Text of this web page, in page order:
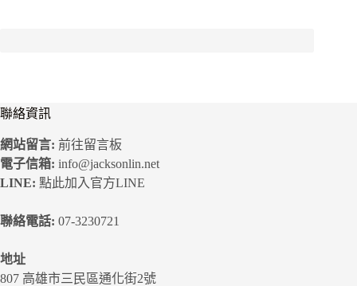
聯絡資訊
網站留言: 前往留言板
電子信箱: info@jacksonlin.net
LINE: 點此加入官方LINE
聯絡電話: 07-3230721
地址
807 高雄市三民區通化街2號